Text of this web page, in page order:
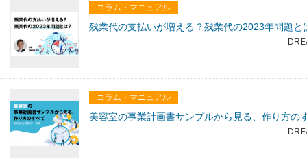
コラム・マニュアル
残業代の支払いが増える？残業代の2023年問題と
コラム・マニュアル
美容室の事業計画書サンプルから見る、作り方の